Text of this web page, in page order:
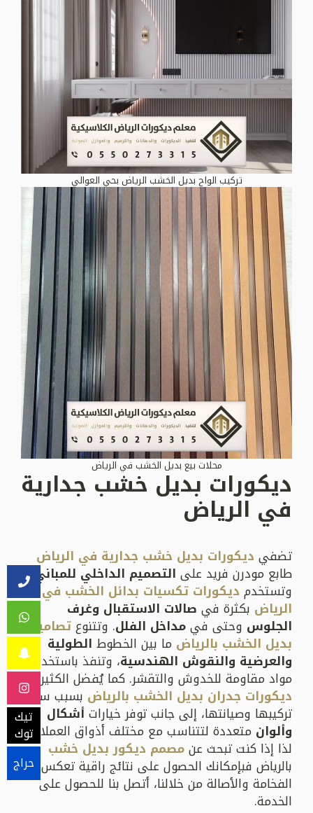
تيك
توك
حراج
تركيب الواح بديل الخشب الرياض بحي العوالي
محلات بيع بديل الخشب في الرياض
ديكورات بديل خشب جدارية
في الرياض
تضفي ديكورات بديل خشب جدارية في الرياض
طابع مودرن فريد على التصميم الداخلي للمباني
وتستخدم ديكورات تكسيات بدائل الخشب في
الرياض بكثرة في صالات الاستقبال وغرف
الجلوس وحتى فيمداخل الفلل. وتتنوعتصاميم
بديل الخشب بالرياض ما بين الخطوط الطولية
والعرضية والنقوش الهندسية، وتنفذ باستخدام
مواد مقاومة للخدوش والتقشر. كما يُفضل الكثيرون
ديكورات جدران بديل الخشب بالرياض بسبب سرعة
تركيبها وصيانتها، إلى جانب توفر خياراتأشكال
وألوان متعددة لتتناسب مع مختلف أذواق العملاء.
لذا إذا كنت تبحث عنمصمم ديكور بديل خشب
بالرياض فبإمكانك الحصول على نتائج راقية تعكس
الفخامة والأصالة من خلالنا، أتصل بنا للحصول على
الخدمة.